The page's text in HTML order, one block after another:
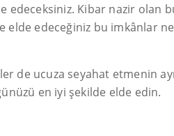
edeceksiniz. Kibar nazir olan
elde edeceğiniz bu imkânlar
de ucuza seyahat etmenin
en iyi şekilde elde edin.